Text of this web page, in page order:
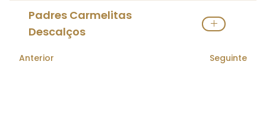
Ver Instituto Religioso Masculino
Padres Carmelitas
Descalços
Ver Instituto Religioso Masculino
Anterior Seguinte